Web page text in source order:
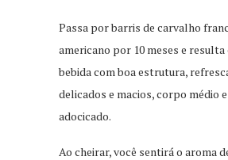
Passa por barris de carvalho
americano por 10 meses e resulta
bebida com boa estrutura,
delicados e macios, corpo médio
adocicado.
Ao cheirar, você sentirá o aroma